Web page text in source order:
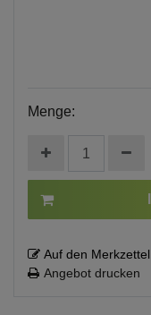
Menge:
Auf den Merkzettel
Angebot drucken